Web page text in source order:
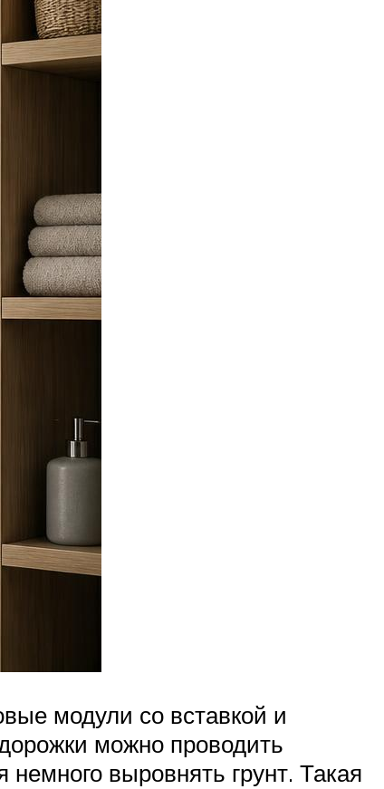
модули со вставкой и
можно проводить
выровнять грунт. Такая